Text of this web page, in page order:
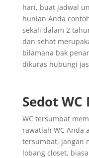
hari, buat jadwal
hunian Anda
sekali dalam 2
dan sehat
bilamana bak
dikuras hubungi
Sedot
WC tersumbat
rawatlah WC Anda
tersumbat, jangan
lobang closet,